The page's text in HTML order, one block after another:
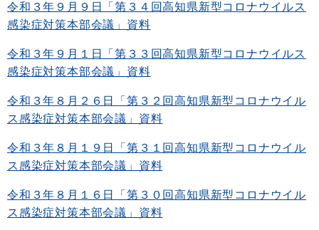
令和３年９月９日「第３４回高知県新型コロナウイルス
感染症対策本部会議」資料
令和３年９月１日「第３３回高知県新型コロナウイルス
感染症対策本部会議」資料
令和３年８月２６日「第３２回高知県新型コロナウイル
ス感染症対策本部会議」資料
令和３年８月１９日「第３１回高知県新型コロナウイル
ス感染症対策本部会議」資料
令和３年８月１６日「第３０回高知県新型コロナウイル
ス感染症対策本部会議」資料